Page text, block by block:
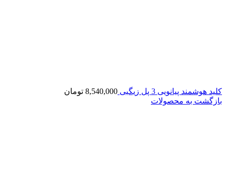
کلید هوشمند پیانویی 3 پل زیگبی 8,540,000 تومان
بازگشت به محصولات